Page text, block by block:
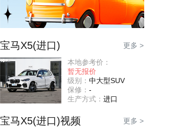
宝马X5(进口) 更多 >
本地参考价：
暂无报价
级别： 中大型SUV
保修： -
生产方式： 进口
宝马X5(进口)视频 更多 >